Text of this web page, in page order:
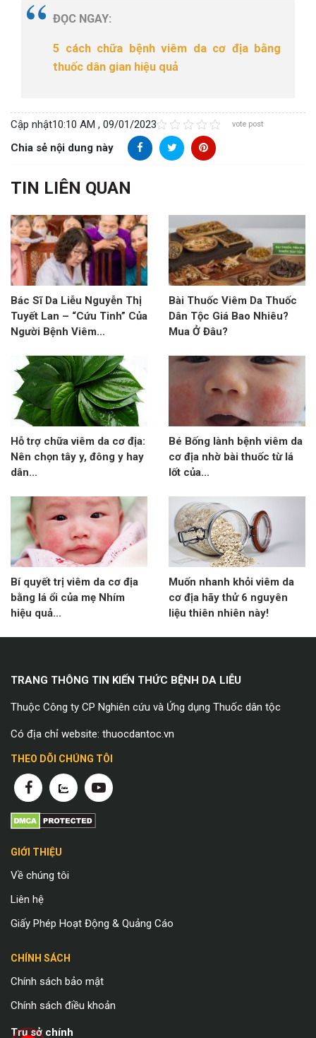
ĐỌC NGAY:
5 cách chữa bệnh viêm da cơ địa bằng
thuốc dân gian hiệu quả
Cập nhật10:10 AM , 09/01/2023 vote post
Chia sẻ nội dung này
TIN LIÊN QUAN
Bác Sĩ Da Liễu Nguyễn Thị
Tuyết Lan – “Cứu Tinh” Của
Người Bệnh Viêm...
Bài Thuốc Viêm Da Thuốc
Dân Tộc Giá Bao Nhiêu?
Mua Ở Đâu?
Hỗ trợ chữa viêm da cơ địa:
Nên chọn tây y, đông y hay
dân...
Bé Bống lành bệnh viêm da
cơ địa nhờ bài thuốc từ lá
lốt của...
Bí quyết trị viêm da cơ địa
bằng lá ổi của mẹ Nhím
hiệu quả...
Muốn nhanh khỏi viêm da
cơ địa hãy thử 6 nguyên
liệu thiên nhiên này!
TRANG THÔNG TIN KIẾN THỨC BỆNH DA LIỄU
Thuộc Công ty CP Nghiên cứu và Ứng dụng Thuốc dân tộc
Có địa chỉ website: thuocdantoc.vn
THEO DÕI CHÚNG TÔI
GIỚI THIỆU
Về chúng tôi
Liên hệ
Giấy Phép Hoạt Động & Quảng Cáo
CHÍNH SÁCH
Chính sách bảo mật
Chính sách điều khoản
Trụ sở chính